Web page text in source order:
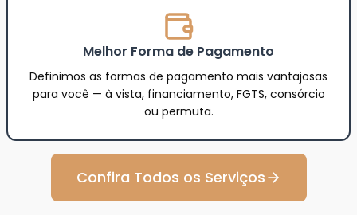
Melhor Forma de Pagamento
Definimos as formas de pagamento mais vantajosas
para você — à vista, financiamento, FGTS, consórcio
ou permuta.
Confira Todos os Serviços